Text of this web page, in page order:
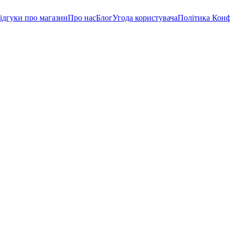
про магазинПро насБлогУгода користувачаПолітика